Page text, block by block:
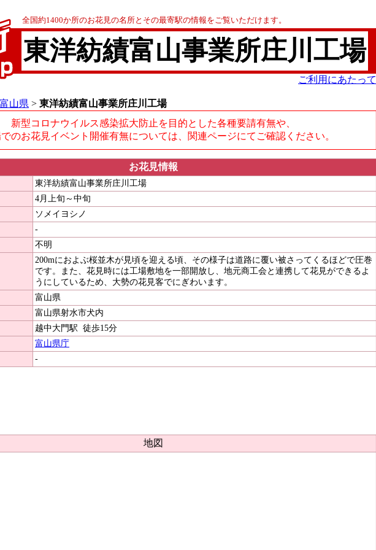
全国約1400か所のお花見の名所とその最寄駅の情報をご覧いただけます。
東洋紡績富山事業所庄川工場
ご利用にあたって
富山県 > 東洋紡績富山事業所庄川工場
新型コロナウイルス感染拡大防止を目的とした各種要請有無や、
のお花見イベント開催有無については、関連ページにてご確認ください。
お花見情報
東洋紡績富山事業所庄川工場
4月上旬～中旬
ソメイヨシノ
-
不明
200mにおよぶ桜並木が見頃を迎える頃、その様子は道路に覆い被さってくるほどで圧巻
です。また、花見時には工場敷地を一部開放し、地元商工会と連携して花見ができるよ
うにしているため、大勢の花見客でにぎわいます。
富山県
富山県射水市犬内
越中大門駅 徒歩15分
富山県庁
-
地図